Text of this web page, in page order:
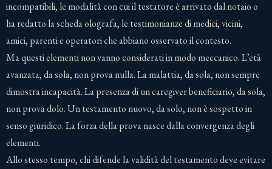
incompatibili, le modalità con cui il testatore è arrivato dal notaio o
ha redatto la scheda olografa, le testimonianze di medici, vicini,
amici, parenti e operatori che abbiano osservato il contesto.
Ma questi elementi non vanno considerati in modo meccanico. L’età
avanzata, da sola, non prova nulla. La malattia, da sola, non sempre
dimostra incapacità. La presenza di un caregiver beneficiario, da sola,
non prova dolo. Un testamento nuovo, da solo, non è sospetto in
senso giuridico. La forza della prova nasce dalla convergenza degli
elementi.
Allo stesso tempo, chi difende la validità del testamento deve evitare